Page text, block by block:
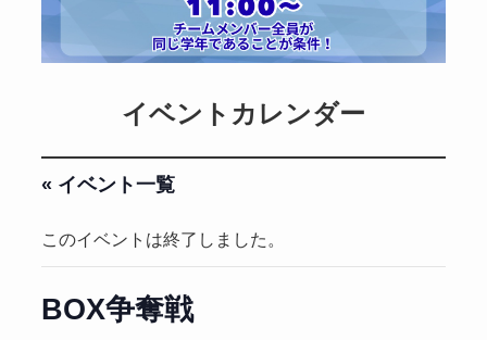
イベントカレンダー
« イベント一覧
このイベントは終了しました。
BOX争奪戦